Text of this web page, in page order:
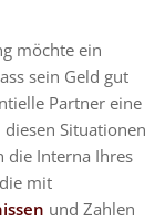
möchte ein
sein Geld gut
Partner eine
Situationen
die Interna Ihres
mit
und Zahlen